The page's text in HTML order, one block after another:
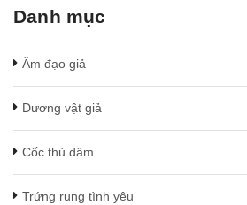
Danh mục
Âm đạo giả
Dương vật giả
Cốc thủ dâm
Trứng rung tình yêu